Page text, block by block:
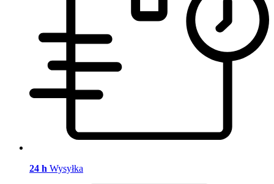
24 h Wysyłka